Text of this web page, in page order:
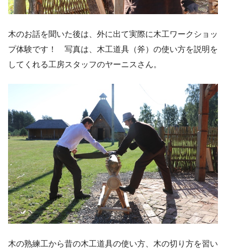
木のお話を聞いた後は、外に出て実際に木工ワークショッ
プ体験です！ 写真は、木工道具（斧）の使い方を説明を
してくれる工房スタッフのヤーニスさん。
木の熟練工から昔の木工道具の使い方、木の切り方を習い